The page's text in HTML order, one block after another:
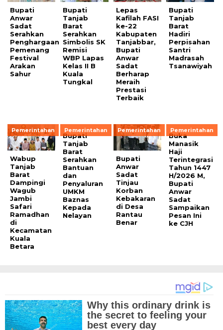
Bupati
Anwar
Sadat
Serahkan
Penghargaan
Pemenang
Festival
Arakan
Sahur
Bupati
Tanjab
Barat
Serahkan
Simbolis SK
Remisi
WBP Lapas
Kelas II B
Kuala
Tungkal
Lepas
Kafilah FASI
ke-22
Kabupaten
Tanjabbar,
Bupati
Anwar
Sadat
Berharap
Meraih
Prestasi
Terbaik
Bupati
Tanjab
Barat
Hadiri
Perpisahan
Santri
Madrasah
Tsanawiyah
Pemerintahan
Wabup
Tanjab
Barat
Dampingi
Wagub
Jambi
Safari
Ramadhan
di
Kecamatan
Kuala
Betara
Pemerintahan
Bupati
Tanjab
Barat
Serahkan
Bantuan
dan
Penyaluran
UMKM
Baznas
Kepada
Nelayan
Pemerintahan
Bupati
Anwar
Sadat
Tinjau
Korban
Kebakaran
di Desa
Rantau
Benar
Pemerintahan
Buka
Manasik
Haji
Terintegrasi
Tahun 1447
H/2026 M,
Bupati
Anwar
Sadat
Sampaikan
Pesan Ini
ke CJH